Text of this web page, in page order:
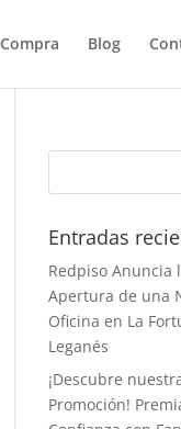
Compra Blog
Entradas
Redpiso Anuncia
Apertura de una
Oficina en La
Leganés
¡Descubre
Promoción!